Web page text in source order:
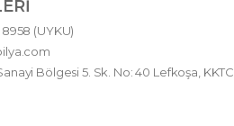
(UYKU)
Bölgesi 5. Sk. No: 40 Lefkoşa, KKTC